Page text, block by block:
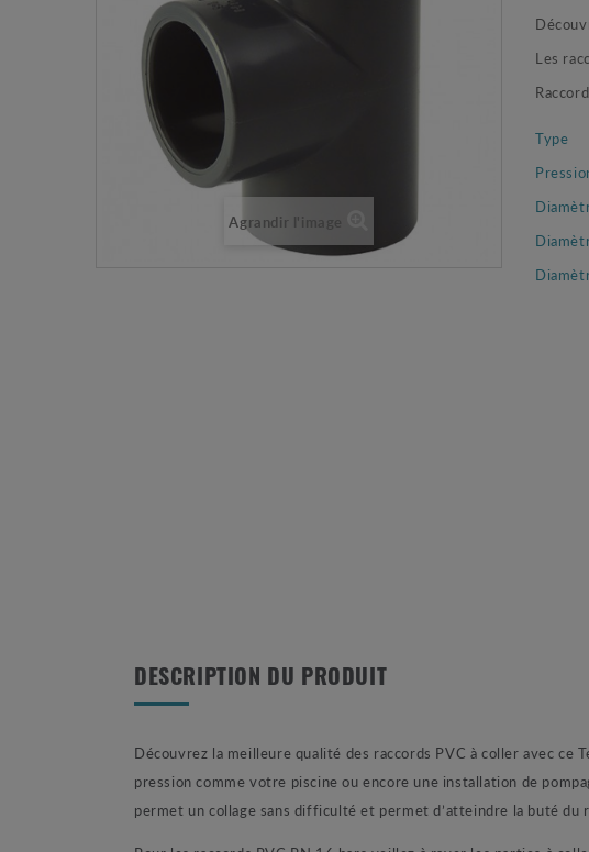
Agrandir l'image
Les
Type
DESCRIPTION DU PRODUIT
Découvrez la meilleure qualité des raccords PVC à coller avec
pression comme votre piscine ou encore une installation de
permet un collage sans difficulté et permet d’atteindre la buté du